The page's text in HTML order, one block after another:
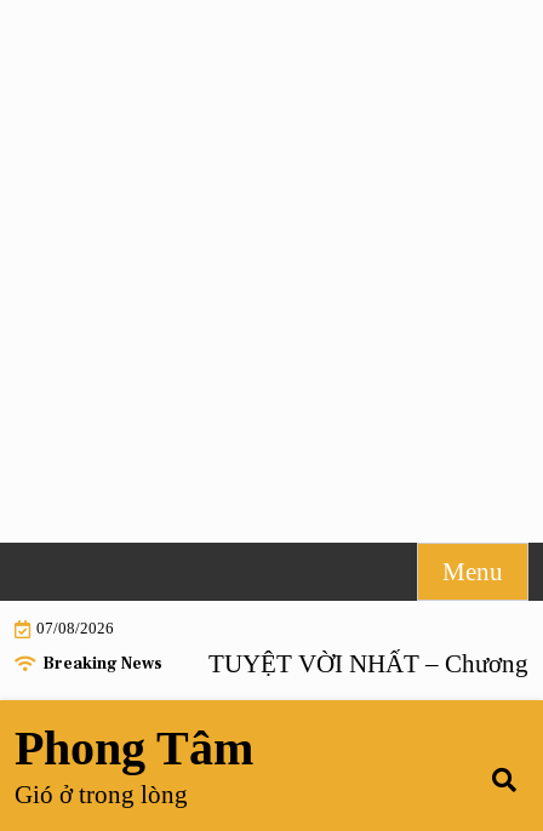
to
content
Menu
07/08/2026
Breaking News
HÔN NHÂN TUYỆT VỜI NHẤT – Chương 55 |
Phong Tâm
Gió ở trong lòng